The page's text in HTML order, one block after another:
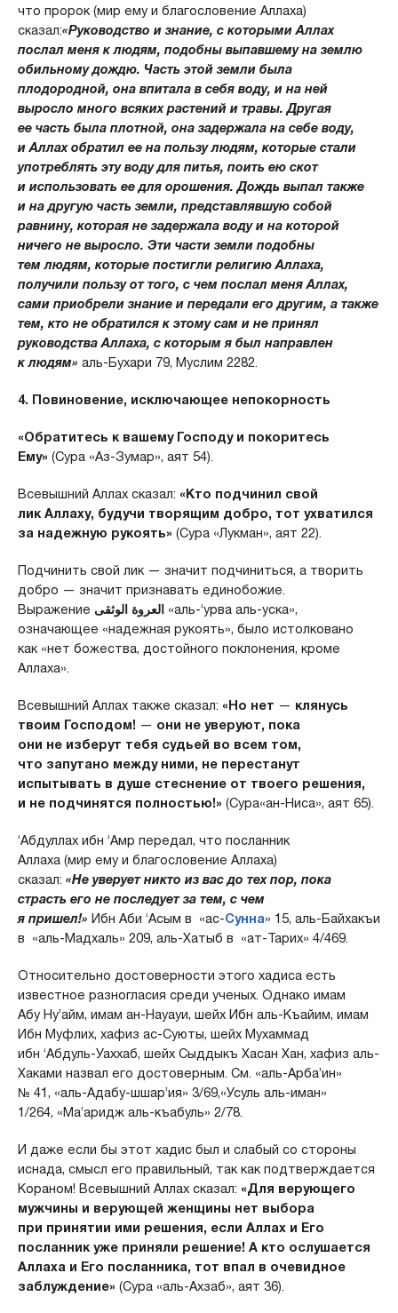
что пророк (мир ему и благословение Аллаха)
сказал:«Руководство и знание, с которыми Аллах
послал меня к людям, подобны выпавшему на землю
обильному дождю. Часть этой земли была
плодородной, она впитала в себя воду, и на ней
выросло много всяких растений и травы. Другая
ее часть была плотной, она задержала на себе воду,
и Аллах обратил ее на пользу людям, которые стали
употреблять эту воду для питья, поить ею скот
и использовать ее для орошения. Дождь выпал также
и на другую часть земли, представлявшую собой
равнину, которая не задержала воду и на которой
ничего не выросло. Эти части земли подобны
тем людям, которые постигли религию Аллаха,
получили пользу от того, с чем послал меня Аллах,
сами приобрели знание и передали его другим, а также
тем, кто не обратился к этому сам и не принял
руководства Аллаха, с которым я был направлен
к людям» аль-Бухари 79, Муслим 2282.
4. Повиновение, исключающее непокорность
«Обратитесь к вашему Господу и покоритесь
Ему» (Сура «Аз-Зумар», аят 54).
Всевышний Аллах сказал: «Кто подчинил свой
лик Аллаху, будучи творящим добро, тот ухватился
за надежную рукоять» (Сура «Лукман», аят 22).
Подчинить свой лик — значит подчиниться, а творить
добро — значит признавать единобожие.
Выражение العروة الوثقى«аль-‘урва аль-уска»,
означающее «надежная рукоять», было истолковано
как «нет божества, достойного поклонения, кроме
Аллаха».
Всевышний Аллах также сказал: «Но нет — клянусь
твоим Господом! — они не уверуют, пока
они не изберут тебя судьей во всем том,
что запутано между ними, не перестанут
испытывать в душе стеснение от твоего решения,
и не подчинятся полностью!» (Сура«ан-Ниса», аят 65).
‘Абдуллах ибн ‘Амр передал, что посланник
Аллаха (мир ему и благословение Аллаха)
сказал: «Не уверует никто из вас до тех пор, пока
страсть его не последует за тем, с чем
я пришел!» Ибн Аби ‘Асым в «ас-Сунна» 15, аль-Байхакъи
в «аль-Мадхаль» 209, аль-Хатыб в «ат-Тарих» 4/469.
Относительно достоверности этого хадиса есть
известное разногласия среди ученых. Однако имам
Абу Ну’айм, имам ан-Науауи, шейх Ибн аль-Къайим, имам
Ибн Муфлих, хафиз ас-Суюты, шейх Мухаммад
ибн ‘Абдуль-Уаххаб, шейх Сыддыкъ Хасан Хан, хафиз аль-
Хаками назвал его достоверным. См. «аль-Арба’ин»
№ 41, «аль-Адабу-шшар’ия» 3/69,«Усуль аль-иман»
1/264, «Ма’аридж аль-къабуль» 2/78.
И даже если бы этот хадис был и слабый со стороны
иснада, смысл его правильный, так как подтверждается
Кораном! Всевышний Аллах сказал: «Для верующего
мужчины и верующей женщины нет выбора
при принятии ими решения, если Аллах и Его
посланник уже приняли решение! А кто ослушается
Аллаха и Его посланника, тот впал в очевидное
заблуждение» (Сура «аль-Ахзаб», аят 36).